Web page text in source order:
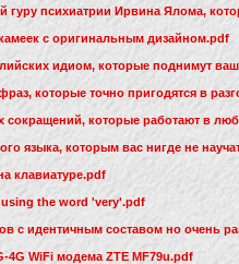
гуру психиатрии Ирвина Ялома,
с оригинальным дизайном.pdf
идиом, которые поднимут
которые точно пригодятся в
сокращений, которые работают в
языка, которым вас нигде не
клавиатуре.pdf
the word 'very'.pdf
с идентичным составом но очень
4G WiFi модема ZTE MF79u.pdf